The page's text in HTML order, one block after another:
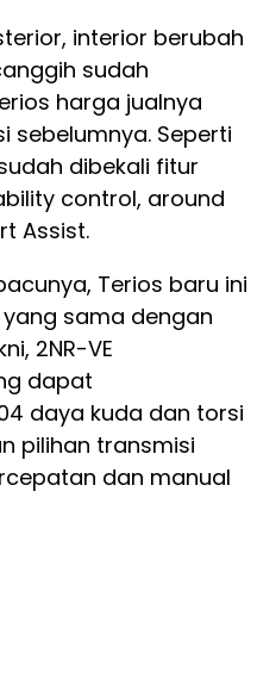
interior berubah
sudah
harga jualnya
sebelumnya. Seperti
dibekali fitur
control, around
Assist.
Terios baru ini
sama dengan
2NR-VE
dapat
daya kuda dan torsi
pilihan transmisi
dan manual